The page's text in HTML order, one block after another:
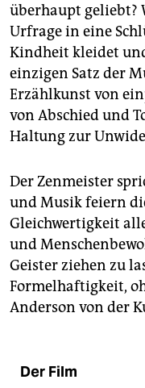
überhaupt geliebt?
Urfrage in eine
Kindheit kleidet
einzigen Satz der
Erzählkunst von
von Abschied und
Haltung zur
Der Zenmeister
und Musik feiern
Gleichwertigkeit
und
Geister ziehen zu
Formelhaftigkeit,
Anderson von der
Der Film